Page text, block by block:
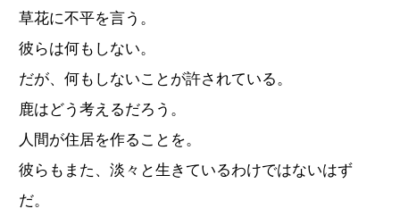
草花に不平を言う。
彼らは何もしない。
だが、何もしないことが許されている。
鹿はどう考えるだろう。
人間が住居を作ることを。
彼らもまた、淡々と生きているわけではないはず
だ。